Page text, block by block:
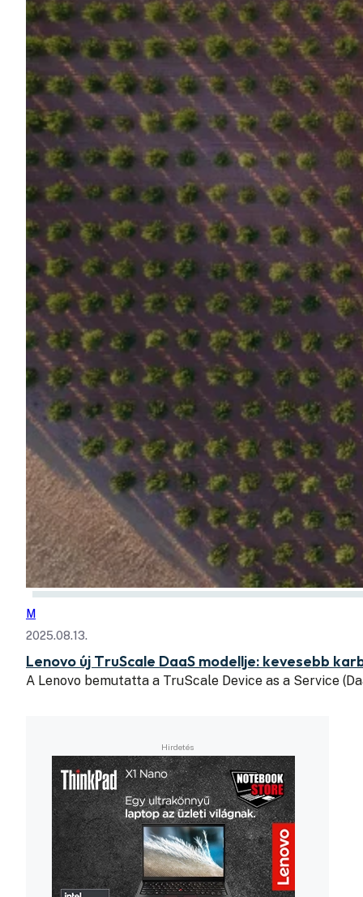
M
2025.08.13.
Lenovo új TruScale DaaS modellje: kevesebb
A Lenovo bemutatta a TruScale Device as a Service